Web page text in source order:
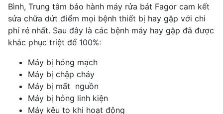
Bình, Trung tâm bảo hành máy rửa bát Fagor cam kết
sửa chữa dứt điểm mọi bệnh thiết bị hay gặp với chi
phí rẻ nhất. Sau đây là các bệnh máy hay gặp đã được
khắc phục triệt để 100%:
Máy bị hỏng mạch
Máy bị chập cháy
Máy bị mất nguồn
Máy bị hỏng linh kiện
Máy kêu to khi hoạt động